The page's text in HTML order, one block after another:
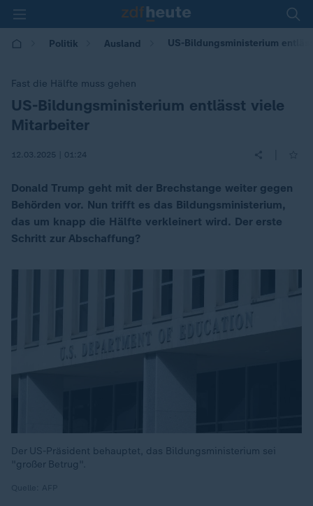
Politik Ausland US-Bildungsministerium
Fast die Hälfte muss gehen
:US-Bildungsministerium entlässt viele
Mitarbeiter
12.03.2025 | 01:24
Donald Trump geht mit der Brechstange weiter gegen
Behörden vor. Nun trifft es das Bildungsministerium,
das um knapp die Hälfte verkleinert wird. Der erste
Schritt zur Abschaffung?
Der US-Präsident behauptet, das Bildungsministerium sei
"großer Betrug".